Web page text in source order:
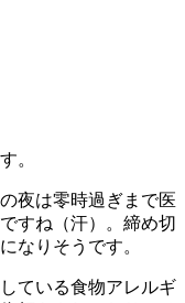
。
夜は零時過ぎまで医
すね（汗）。締め切
なりそうです。
ている食物アレルギ